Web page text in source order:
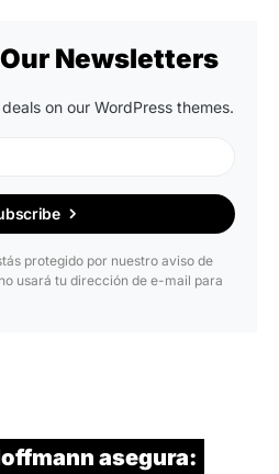
Newsletters
on our WordPress themes.
protegido por nuestro aviso de
usará tu dirección de e-mail para
asegura: